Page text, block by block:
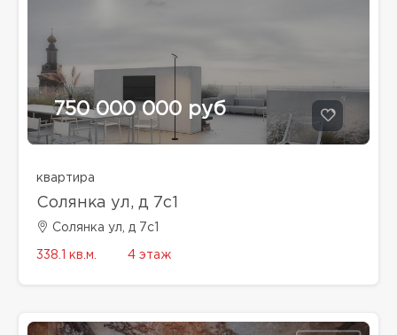
750 000 000 руб
квартира
Солянка ул, д 7с1
Солянка ул, д 7с1
338.1 кв.м. 4 этаж